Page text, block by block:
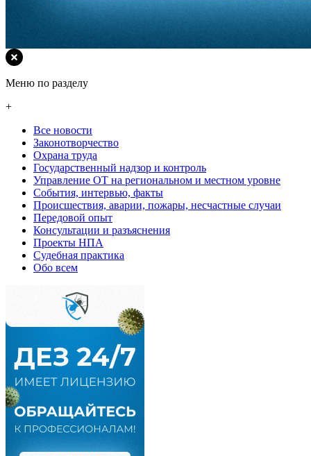
Меню по разделу
+
Все новости
Законотворчество
Охрана труда
Государственный надзор и контроль
Управление ОТ на региональном и местном уровне
События, интервью, факты
Происшествия, аварии, пожары, несчастные случаи
Передовой опыт
Консультации и разъяснения
Проекты НПА
Судебная практика
Обо всем